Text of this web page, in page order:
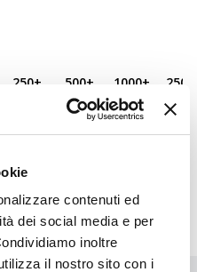
contenuti ed
dei social media e per
inoltre
il nostro sito con i
250+ 500+ 1000+ 2500
2,970€ 2,970 2,970